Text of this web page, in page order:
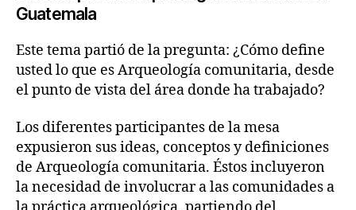
Guatemala
Este tema partió de la pregunta: ¿Cómo define
usted lo que es Arqueología comunitaria, desde
el punto de vista del área donde ha trabajado?
Los diferentes participantes de la mesa
expusieron sus ideas, conceptos y definiciones
de Arqueología comunitaria. Éstos incluyeron
la necesidad de involucrar a las comunidades a